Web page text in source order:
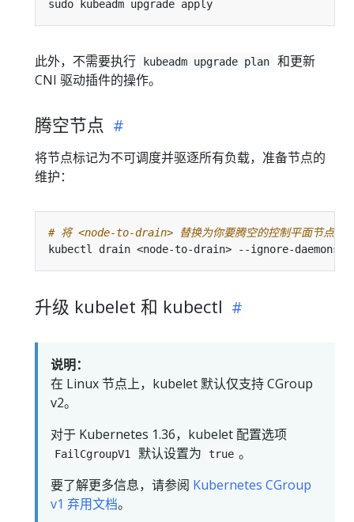
此外，不需要执行 kubeadm upgrade plan
和更新
CNI 驱动插件的操作。
腾空节点
将节点标记为不可调度并驱逐所有负载，准备节点的
维护：
# 将 <node-to-drain> 替换为你要腾空的控制平面节点名
升级 kubelet 和 kubectl
说明：
在 Linux 节点上，kubelet 默认仅支持 CGroup
v2。
对于 Kubernetes 1.36，kubelet 配置选项
FailCgroupV1 默认设置为 true 。
要了解更多信息，请参阅 Kubernetes CGroup
v1 弃用文档。